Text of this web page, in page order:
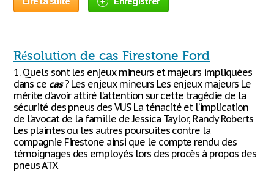
Résolution de cas Firestone Ford
1. Quels sont les enjeux mineurs et majeurs impliquées
dans ce cas? Les enjeux mineurs Les enjeux majeurs Le
mérite d’avoir attiré l’attention sur cette tragédie de la
sécurité des pneus des VUS La ténacité et l’implication
de l’avocat de la famille de Jessica Taylor, Randy Roberts
Les plaintes ou les autres poursuites contre la
compagnie Firestone ainsi que le compte rendu des
témoignages des employés lors des procès à propos des
pneus ATX